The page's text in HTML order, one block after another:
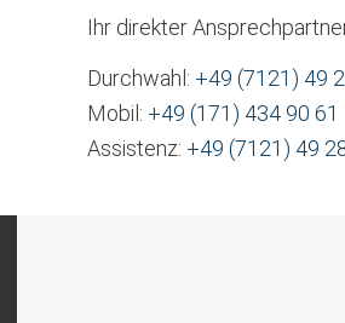
Ihr direkter
Durchwahl: +49 (7121) 49
Mobil: +49 (171) 434 90 61
Assistenz: +49 (7121) 49